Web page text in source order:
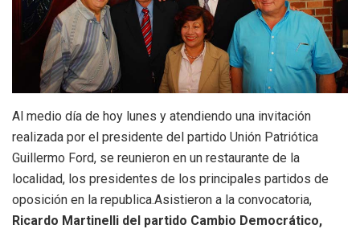
Al medio día de hoy lunes y atendiendo una invitación
realizada por el presidente del partido Unión Patriótica
Guillermo Ford, se reunieron en un restaurante de la
localidad, los presidentes de los principales partidos de
oposición en la republica.Asistieron a la convocatoria,
Ricardo Martinelli del partido Cambio Democrático,